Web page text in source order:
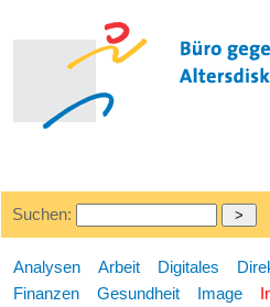
Suchen:
Analysen Arbeit Digitales
Finanzen
Gesundheit Image